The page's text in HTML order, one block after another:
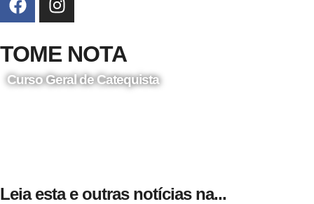
TOME NOTA
Curso Geral de Catequista
Leia esta e outras notícias na...